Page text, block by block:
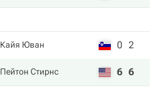
Кайя Юван 0 2
Пейтон Стирнс 6 6